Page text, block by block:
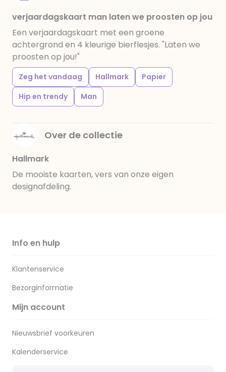
verjaardagskaart man laten we proosten op jou
Een verjaardagskaart met een groene
achtergrond en 4 kleurige bierflesjes. "Laten we
proosten op jou!"
Zeg het vandaag Hallmark
Papier
Hip en trendy
Man
Over de collectie
Hallmark
De mooiste kaarten, vers van onze eigen
designafdeling.
Info en hulp
Klantenservice
Bezorginformatie
Mijn account
Nieuwsbrief voorkeuren
Kalenderservice